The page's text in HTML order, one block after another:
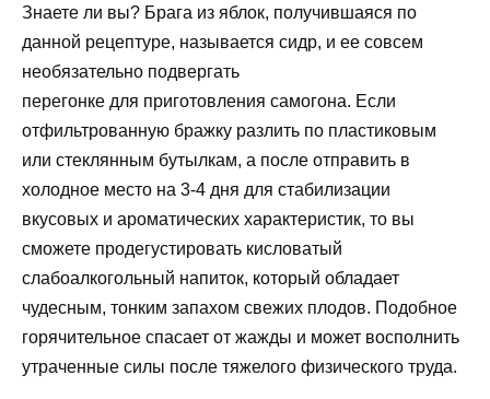
Знаете ли вы? Брага из яблок, получившаяся по
данной рецептуре, называется сидр, и ее совсем
необязательно подвергать
перегонке для приготовления самогона. Если
отфильтрованную бражку разлить по пластиковым
или стеклянным бутылкам, а после отправить в
холодное место на 3-4 дня для стабилизации
вкусовых и ароматических характеристик, то вы
сможете продегустировать кисловатый
слабоалкогольный напиток, который обладает
чудесным, тонким запахом свежих плодов. Подобное
горячительное спасает от жажды и может восполнить
утраченные силы после тяжелого физического труда.